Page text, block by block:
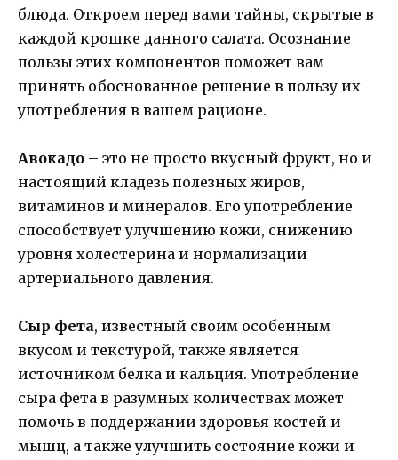
блюда. Откроем перед вами тайны, скрытые в
каждой крошке данного салата. Осознание
пользы этих компонентов поможет вам
принять обоснованное решение в пользу их
употребления в вашем рационе.
Авокадо – это не просто вкусный фрукт, но и
настоящий кладезь полезных жиров,
витаминов и минералов. Его употребление
способствует улучшению кожи, снижению
уровня холестерина и нормализации
артериального давления.
Сыр фета, известный своим особенным
вкусом и текстурой, также является
источником белка и кальция. Употребление
сыра фета в разумных количествах может
помочь в поддержании здоровья костей и
мышц, а также улучшить состояние кожи и